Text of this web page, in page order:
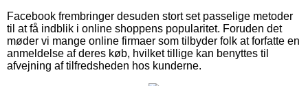
Facebook frembringer desuden stort set passelige metoder
til at få indblik i online shoppens popularitet. Foruden det
møder vi mange online firmaer som tilbyder folk at forfatte en
anmeldelse af deres køb, hvilket tillige kan benyttes til
afvejning af tilfredsheden hos kunderne.